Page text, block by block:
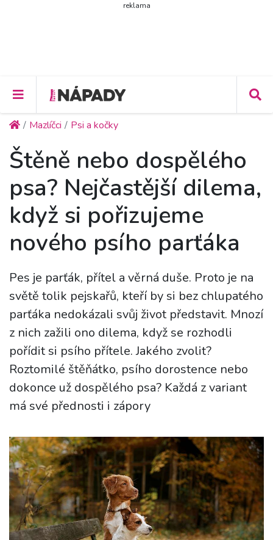
reklama
Mazlíčci Psi a kočky
Štěně nebo dospělého
psa? Nejčastější dilema,
když si pořizujeme
nového psího parťáka
Pes je parťák, přítel a věrná duše. Proto je na
světě tolik pejskařů, kteří by si bez chlupatého
parťáka nedokázali svůj život představit. Mnozí
z nich zažili ono dilema, když se rozhodli
pořídit si psího přítele. Jakého zvolit?
Roztomilé štěňátko, psího dorostence nebo
dokonce už dospělého psa? Každá z variant
má své přednosti i zápory